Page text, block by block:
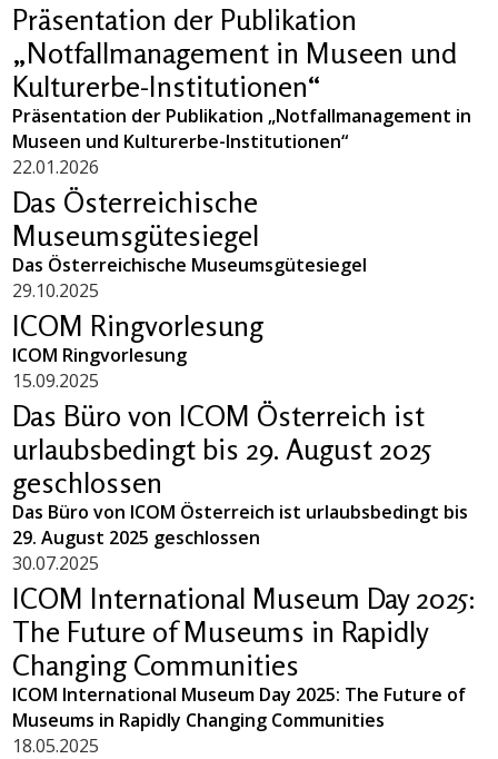
Präsentation der Publikation
„Notfallmanagement in Museen und
Kulturerbe-Institutionen“
Präsentation der Publikation „Notfallmanagement in
Museen und Kulturerbe-Institutionen“
22.01.2026
Das Österreichische
Museumsgütesiegel
Das Österreichische Museumsgütesiegel
29.10.2025
ICOM Ringvorlesung
ICOM Ringvorlesung
15.09.2025
Das Büro von ICOM Österreich ist
urlaubsbedingt bis 29. August 2025
geschlossen
Das Büro von ICOM Österreich ist urlaubsbedingt bis
29. August 2025 geschlossen
30.07.2025
ICOM International Museum Day 2025:
The Future of Museums in Rapidly
Changing Communities
ICOM International Museum Day 2025: The Future of
Museums in Rapidly Changing Communities
18.05.2025